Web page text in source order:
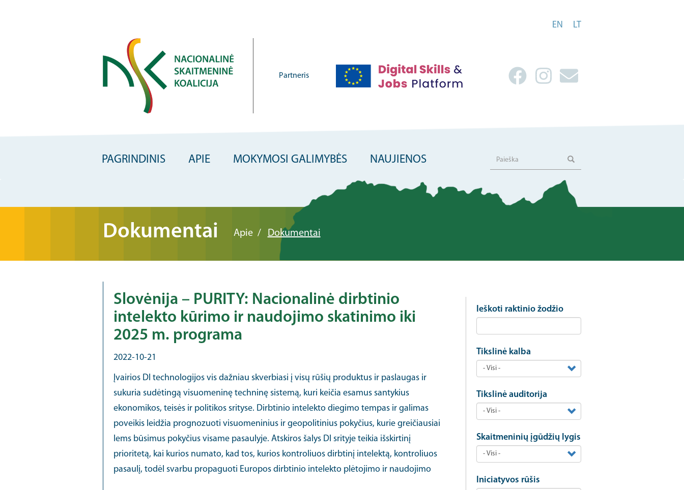
EN LT
Partneris
PAGRINDINIS APIE MOKYMOSI GALIMYBĖS NAUJIENOS Paieška Paieška
Dokumentai Apie Dokumentai
Slovėnija – PURITY: Nacionalinė dirbtinio
intelekto kūrimo ir naudojimo skatinimo iki
2025 m. programa
2022-10-21
Įvairios DI technologijos vis dažniau skverbiasi į visų rūšių produktus ir paslaugas ir
sukuria sudėtingą visuomeninę techninę sistemą, kuri keičia esamus santykius
ekonomikos, teisės ir politikos srityse. Dirbtinio intelekto diegimo tempas ir galimas
poveikis leidžia prognozuoti visuomeninius ir geopolitinius pokyčius, kurie greičiausiai
lems būsimus pokyčius visame pasaulyje. Atskiros šalys DI srityje teikia išskirtinį
prioritetą, kai kurios numato, kad tos, kurios kontroliuos dirbtinį intelektą, kontroliuos
pasaulį, todėl svarbu propaguoti Europos dirbtinio intelekto plėtojimo ir naudojimo
Ieškoti raktinio žodžio
Tikslinė kalba
Tikslinė auditorija
Skaitmeninių įgūdžių lygis
Iniciatyvos rūšis